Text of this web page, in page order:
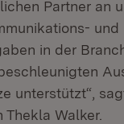
Partner an
und
in der
unterstützt“,
Walker.